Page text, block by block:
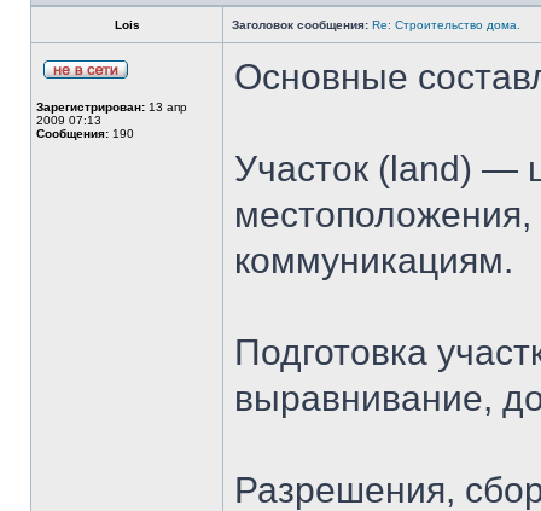
Lois Заголовок сообщения: Re: Строительство дома.
Зарегистрирован: 13 апр
2009 07:13
Сообщения: 190
Основные
Участок (land) —
местоположения,
коммуникациям.
Подготовка
выравнивание,
Разрешения,